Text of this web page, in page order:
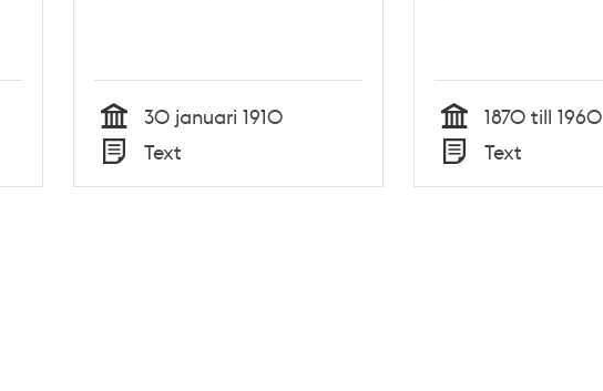
Tid
30 januari 1910
Typ
Text Tid
1870 till 1960
Typ
Text